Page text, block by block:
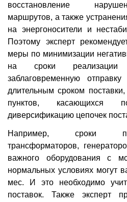
восстановление
маршрутов, а также
на энергоносители и
Поэтому эксперт
меры по минимизации
на сроки реализации
заблаговременную
длительным сроком
пунктов,
диверсификацию цепочек
Например, сроки
трансформаторов,
важного оборудования с
нормальных условиях могут
мес. И это необходимо
поставок. Также эксперт